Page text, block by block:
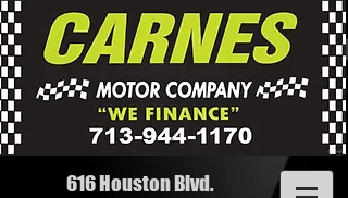
616 Houston Blvd.